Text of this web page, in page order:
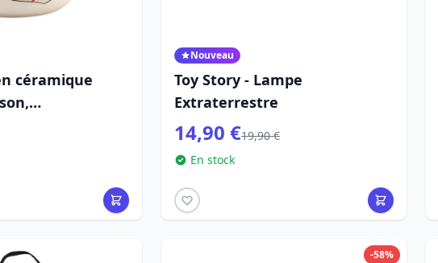
céramique
le 100e
Nouveau
Toy Story - Lampe
Extraterrestre
14,90 €19,90 €
En stock
-58%